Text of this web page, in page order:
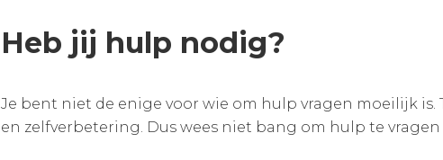
Heb jij hulp nodig?
Je bent niet de enige voor wie om hulp vragen moeilijk
en zelfverbetering. Dus wees niet bang om hulp te